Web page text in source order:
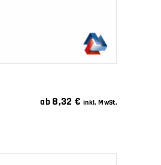
ab 8,32€ inkl. MwSt.